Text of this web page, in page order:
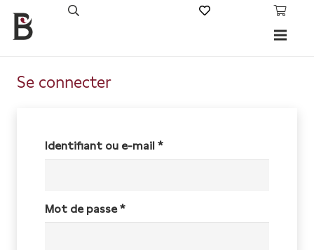
Se connecter
Identifiant ou e-mail *Obligatoire
Mot de passe*Obligatoire